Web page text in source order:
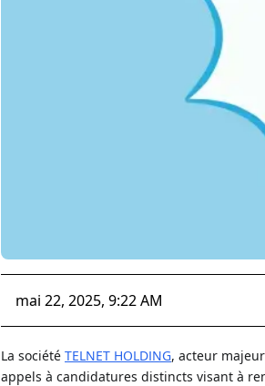
mai 22, 2025, 9:22 AM
La société TELNET HOLDING, acteur
appels à candidatures distincts visant à